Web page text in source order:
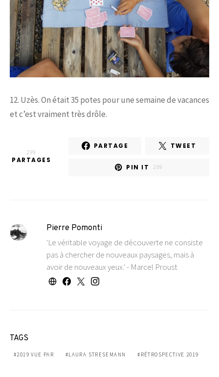
12. Uzès. On était 35 potes pour une semaine de vacances
et c’est vraiment très drôle.
299
PARTAGES
PARTAGE TWEET
PIN IT 299
Pierre Pomonti
'Le véritable voyage de découverte ne consiste
pas à chercher de nouveaux paysages, mais à
avoir de nouveaux yeux.' - Marcel Proust
TAGS
2019 VUE PAR LAURA STRESEMANN RÉTROSPECTIVE 2019